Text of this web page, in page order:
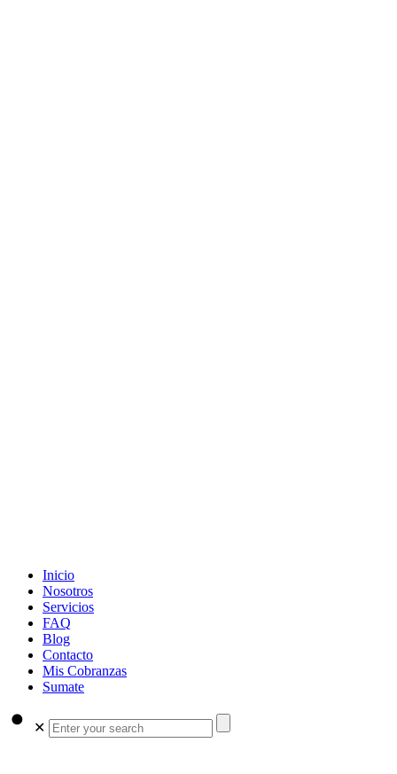
Inicio
Nosotros
Servicios
FAQ
Blog
Contacto
Mis Cobranzas
Sumate
✕